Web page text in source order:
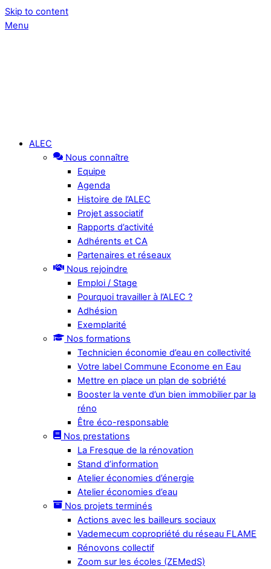
Skip to content
Menu
ALEC
Nous connaître
Equipe
Agenda
Histoire de l’ALEC
Projet associatif
Rapports d’activité
Adhérents et CA
Partenaires et réseaux
Nous rejoindre
Emploi / Stage
Pourquoi travailler à l’ALEC ?
Adhésion
Exemplarité
Nos formations
Technicien économie d’eau en collectivité
Votre label Commune Econome en Eau
Mettre en place un plan de sobriété
Booster la vente d’un bien immobilier par la
réno
Être éco-responsable
Nos prestations
La Fresque de la rénovation
Stand d’information
Atelier économies d’énergie
Atelier économies d’eau
Nos projets terminés
Actions avec les bailleurs sociaux
Vademecum copropriété du réseau FLAME
Rénovons collectif
Zoom sur les écoles (ZEMedS)